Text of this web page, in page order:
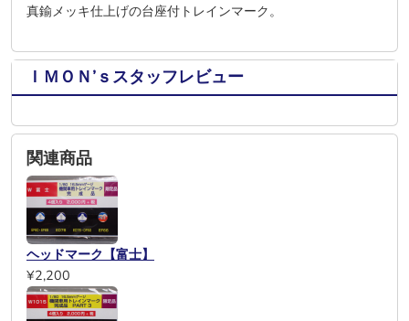
真鍮メッキ仕上げの台座付トレインマーク。
ＩＭＯＮ’ｓスタッフレビュー
関連商品
ヘッドマーク【富士】
¥2,200